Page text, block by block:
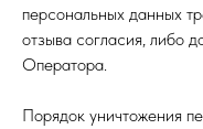
персональных данных
отзыва согласия, либо
Оператора.
Порядок уничтожения